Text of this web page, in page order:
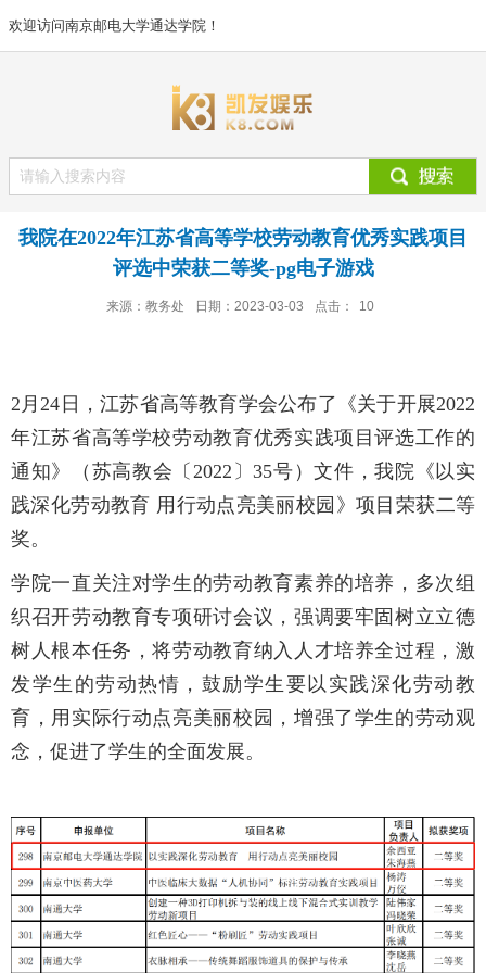
欢迎访问南京邮电大学通达学院！
我院在2022年江苏省高等学校劳动教育优秀实践项目
评选中荣获二等奖-pg电子游戏
来源：教务处 日期：2023-03-03 点击： 10
2月24日，江苏省高等教育学会公布了《关于开展2022
年江苏省高等学校劳动教育优秀实践项目评选工作的
通知》（苏高教会〔2022〕35号）文件，我院《以实
践深化劳动教育 用行动点亮美丽校园》项目荣获二等
奖。
学院一直关注对学生的劳动教育素养的培养，多次组
织召开劳动教育专项研讨会议，强调要牢固树立立德
树人根本任务，将劳动教育纳入人才培养全过程，激
发学生的劳动热情，鼓励学生要以实践深化劳动教
育，用实际行动点亮美丽校园，增强了学生的劳动观
念，促进了学生的全面发展。